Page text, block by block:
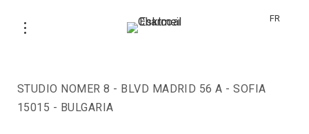
FR
STUDIO NOMER 8 - BLVD MADRID 56 A - SOFIA
15015 - BULGARIA